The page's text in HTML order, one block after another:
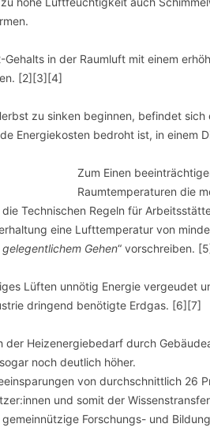
Gehalts in der Raumluft mit einem
[2][3][4]
zu sinken beginnen, befindet
Energiekosten bedroht ist, in einem
Zum Einen
Raumtemperaturen die
Technischen Regeln für
eine Lufttemperatur von
Gehen“ vorschreiben.
Lüften unnötig Energie vergeudet
dringend benötigte Erdgas. [6][7]
der Heizenergiebedarf durch
noch deutlich höher.
von durchschnittlich 26
und somit der
Forschungs- und